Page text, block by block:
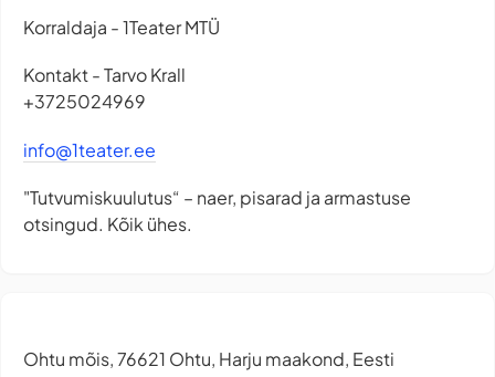
Korraldaja - 1Teater MTÜ
Kontakt - Tarvo Krall
+3725024969
info@1teater.ee
"Tutvumiskuulutus“ – naer, pisarad ja armastuse
otsingud. Kõik ühes.
Ohtu mõis, 76621 Ohtu, Harju maakond, Eesti